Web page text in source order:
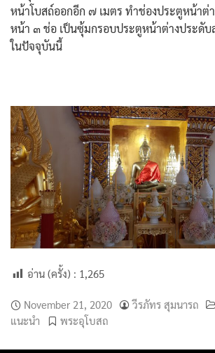
หน้าโบสถ์ออกอีก ๗ เมตร ทำช่องประตูหน้าต่
หน้า ๓ ช่อ เป็นซุ้มกรอบประตูหน้าต่างประดับ
ในปัจจุบันนี้
อ่าน (ครั้ง) : 1,265
November 21, 2020 วีรภัทร สุมนารถ
แนะนำ
พระอุโบสถ